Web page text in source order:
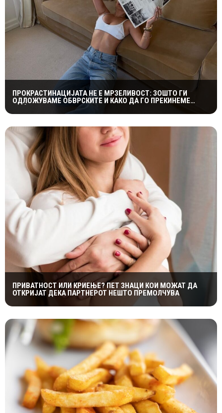
ПРОКРАСТИНАЦИЈАТА НЕ Е МРЗЕЛИВОСТ: ЗОШТО ГИ
ОДЛОЖУВАМЕ ОБВРСКИТЕ И КАКО ДА ГО ПРЕКИНЕМЕ
МАЃЕПСАНИОТ КРУГ
ПРИВАТНОСТ ИЛИ КРИЕЊЕ? ПЕТ ЗНАЦИ КОИ МОЖАТ ДА
ОТКРИЈАТ ДЕКА ПАРТНЕРОТ НЕШТО ПРЕМОЛЧУВА